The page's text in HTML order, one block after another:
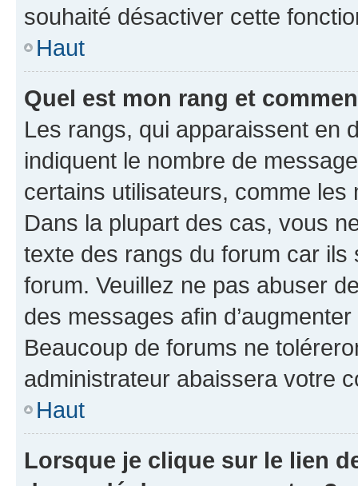
souhaité désactiver cette
Haut
Quel est mon rang et
Les rangs, qui apparaissent en
indiquent le nombre de
certains utilisateurs, comme
Dans la plupart des cas, vous
texte des rangs du forum car ils
forum. Veuillez ne pas abuser
des messages afin
Beaucoup de forums ne
administrateur abaissera votre
Haut
Lorsque je clique sur le lien